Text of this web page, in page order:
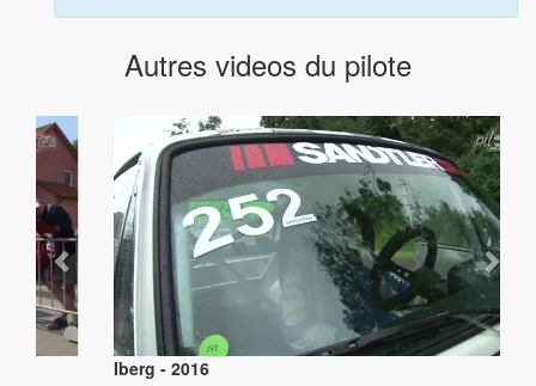
Autres videos du pilote
Iberg - 2016